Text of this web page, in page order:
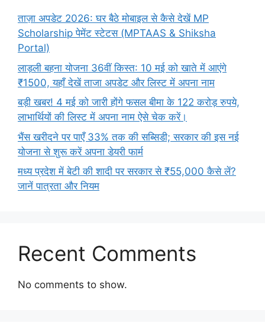
ताज़ा अपडेट 2026: घर बैठे मोबाइल से कैसे देखें MP
Scholarship पेमेंट स्टेटस (MPTAAS & Shiksha
Portal)
लाड़ली बहना योजना 36वीं किस्त: 10 मई को खाते में आएंगे
₹1500, यहाँ देखें ताजा अपडेट और लिस्ट में अपना नाम
बड़ी खबर! 4 मई को जारी होंगे फसल बीमा के 122 करोड़ रुपये,
लाभार्थियों की लिस्ट में अपना नाम ऐसे चेक करें।
भैंस खरीदने पर पाएँ 33% तक की सब्सिडी; सरकार की इस नई
योजना से शुरू करें अपना डेयरी फार्म
मध्य प्रदेश में बेटी की शादी पर सरकार से ₹55,000 कैसे लें?
जानें पात्रता और नियम
Recent Comments
No comments to show.